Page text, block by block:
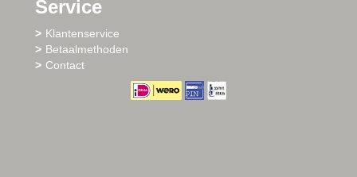
Service
Klantenservice
Betaalmethoden
Contact